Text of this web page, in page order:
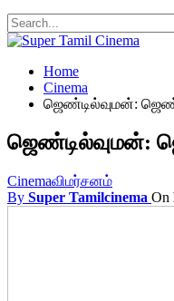
Home
Cinema
ஜெண்டில்வுமன்:
ஜெண்டில்வுமன்:
Cinemaவிமர்சனம்
By Super Tamilcinema On